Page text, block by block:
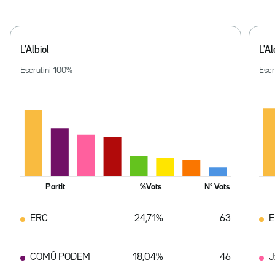
L'Albiol
Escrutini 100%
Partit %Vots Nº Vots
ERC 24,71% 63
COMÚ PODEM 18,04% 46